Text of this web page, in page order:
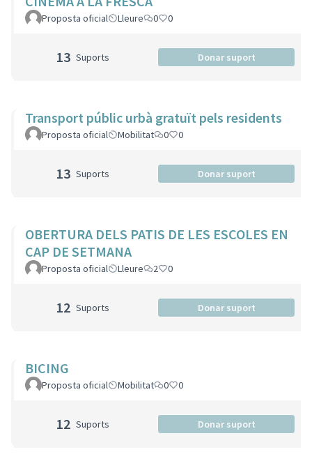
Proposta oficial Lleure 0 0
13 Suports Donar suport
Transport públic urbà gratuït pels residents
Proposta oficial Mobilitat 0 0
13 Suports Donar suport
OBERTURA DELS PATIS DE LES ESCOLES EN
CAP DE SETMANA
Proposta oficial Lleure 2 0
12 Suports Donar suport
BICING
Proposta oficial Mobilitat 0 0
12 Suports Donar suport